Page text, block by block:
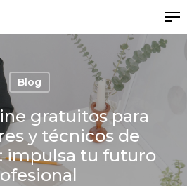
Blog
gratuitos para
y técnicos de
impulsa tu futuro
Close
Menu